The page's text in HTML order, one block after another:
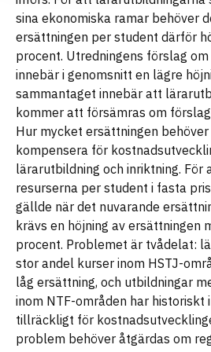
sina ekonomiska ramar behöver
ersättningen per student därför
procent. Utredningens förslag
innebär i genomsnitt en lägre
sammantaget innebär att
kommer att försämras om
Hur mycket ersättningen
kompensera för
lärarutbildning och inriktning.
resurserna per student i fasta
gällde när det nuvarande
krävs en höjning av ersättningen
procent. Problemet är tvådelat:
stor andel kurser inom HSTJ-
låg ersättning, och utbildningar
inom NTF-områden har historiskt
tillräckligt för
problem behöver åtgärdas om